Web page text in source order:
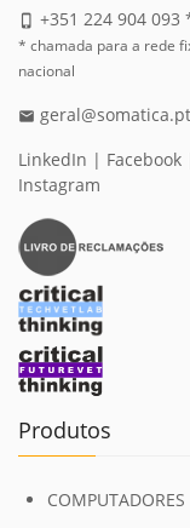
phone_iphone +351 224 904 093
* chamada para a rede
nacional
email geral@somatica.pt
LinkedIn | Facebook
Instagram
Produtos
COMPUTADORES